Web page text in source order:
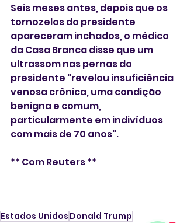
Seis meses antes, depois que os
tornozelos do presidente
apareceram inchados, o médico
da Casa Branca disse que um
ultrassom nas pernas do
presidente "revelou insuficiência
venosa crônica, uma condição
benigna e comum,
particularmente em indivíduos
com mais de 70 anos".
** Com Reuters **
Estados Unidos Donald Trump